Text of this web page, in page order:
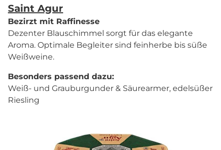
Saint Agur
Bezirzt mit Raffinesse
Dezenter Blauschimmel sorgt für das elegante
Aroma. Optimale Begleiter sind feinherbe bis süße
Weißweine.
Besonders passend dazu:
Weiß- und Grauburgunder & Säurearmer, edelsüßer
Riesling